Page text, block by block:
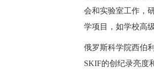
会和实验室工作，
学项目，如学校高
俄罗斯科学院西伯
SKIF的创纪录亮度